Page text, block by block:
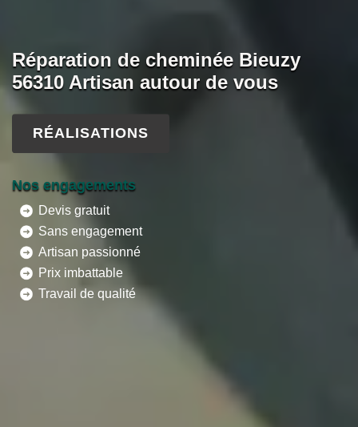
Réparation de cheminée Bieuzy
56310 Artisan autour de vous
RÉALISATIONS
Nos engagements
Devis gratuit
Sans engagement
Artisan passionné
Prix imbattable
Travail de qualité